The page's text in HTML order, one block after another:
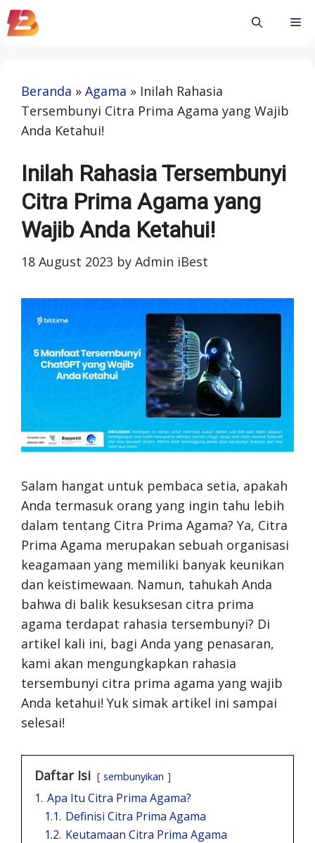
Skip
to
Beranda » Agama » Inilah Rahasia
Tersembunyi Citra Prima Agama yang Wajib
Anda Ketahui!
Inilah Rahasia Tersembunyi
Citra Prima Agama yang
Wajib Anda Ketahui!
18 August 2023 by Admin iBest
Salam hangat untuk pembaca setia, apakah
Anda termasuk orang yang ingin tahu lebih
dalam tentang Citra Prima Agama? Ya, Citra
Prima Agama merupakan sebuah organisasi
keagamaan yang memiliki banyak keunikan
dan keistimewaan. Namun, tahukah Anda
bahwa di balik kesuksesan citra prima
agama terdapat rahasia tersembunyi? Di
artikel kali ini, bagi Anda yang penasaran,
kami akan mengungkapkan rahasia
tersembunyi citra prima agama yang wajib
Anda ketahui! Yuk simak artikel ini sampai
selesai!
Daftar Isi sembunyikan
1. Apa Itu Citra Prima Agama?
1.1. Definisi Citra Prima Agama
1.2. Keutamaan Citra Prima Agama